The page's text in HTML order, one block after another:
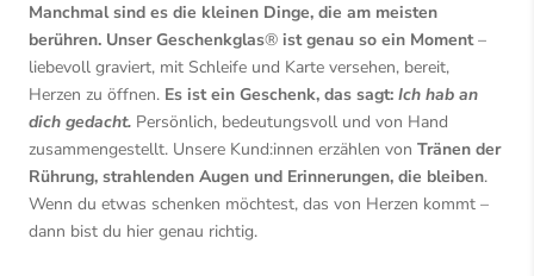
Manchmal sind es die kleinen Dinge, die am meisten
berühren. Unser Geschenkglas® ist genau so ein Moment–
liebevoll graviert, mit Schleife und Karte versehen, bereit,
Herzen zu öffnen. Es ist ein Geschenk, das sagt: Ich hab an
dich gedacht. Persönlich, bedeutungsvoll und von Hand
zusammengestellt. Unsere Kund:innen erzählen von Tränen der
Rührung, strahlenden Augen und Erinnerungen, die bleiben.
Wenn du etwas schenken möchtest, das von Herzen kommt –
dann bist du hier genau richtig.